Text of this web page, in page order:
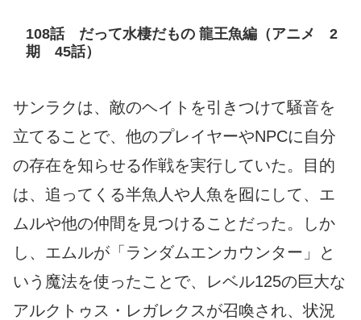
108話 だって水棲だもの 龍王魚編（アニメ 2
期 45話）
サンラクは、敵のヘイトを引きつけて騒音を
立てることで、他のプレイヤーやNPCに自分
の存在を知らせる作戦を実行していた。目的
は、追ってくる半魚人や人魚を囮にして、エ
ムルや他の仲間を見つけることだった。しか
し、エムルが「ランダムエンカウンター」と
いう魔法を使ったことで、レベル125の巨大な
アルクトゥス・レガレクスが召喚され、状況